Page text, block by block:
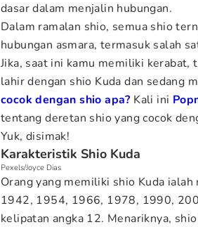
dasar dalam menjalin hubungan.
Dalam ramalan shio, semua shio
hubungan asmara, termasuk salah
Jika, saat ini kamu memiliki kerabat,
lahir dengan shio Kuda dan sedang
cocok dengan shio apa? Kali ini
tentang deretan shio yang cocok
Yuk, disimak!
Karakteristik Shio Kuda
Pexels/Joyce Dias
Orang yang memiliki shio Kuda
1942, 1954, 1966, 1978, 1990,
kelipatan angka 12. Menariknya,